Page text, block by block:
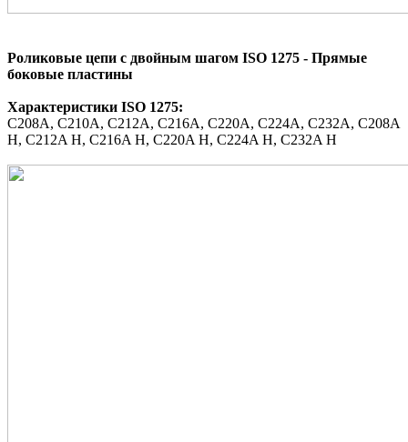
Роликовые цепи с двойным шагом ISO 1275 - Прямые
боковые пластины
Характеристики ISO 1275:
C208A, C210A, C212A, C216A, C220A, C224A, C232A, C208A
H, C212A H, C216A H, C220A H, C224A H, C232A H